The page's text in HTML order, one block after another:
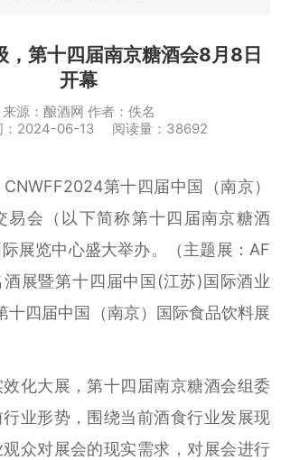
上市酒企业第三季度报（白酒、啤酒、葡萄
酒、黄酒）
：共话荣耀背后的价值与使命
，第十四届南京糖酒会8月8日
开幕
来源：酿酒网 作者：佚名
：2024-06-13 阅读量：38692
第十四届中国（南京）
易会（以下简称第十四届南京糖酒
展览中心盛大举办。（主题展：AF
展暨第十四届中国(江苏)国际酒业
十四届中国（南京）国际食品饮料展
化大展，第十四届南京糖酒会组委
业形势，围绕当前酒食行业发展现
众对展会的现实需求，对展会进行